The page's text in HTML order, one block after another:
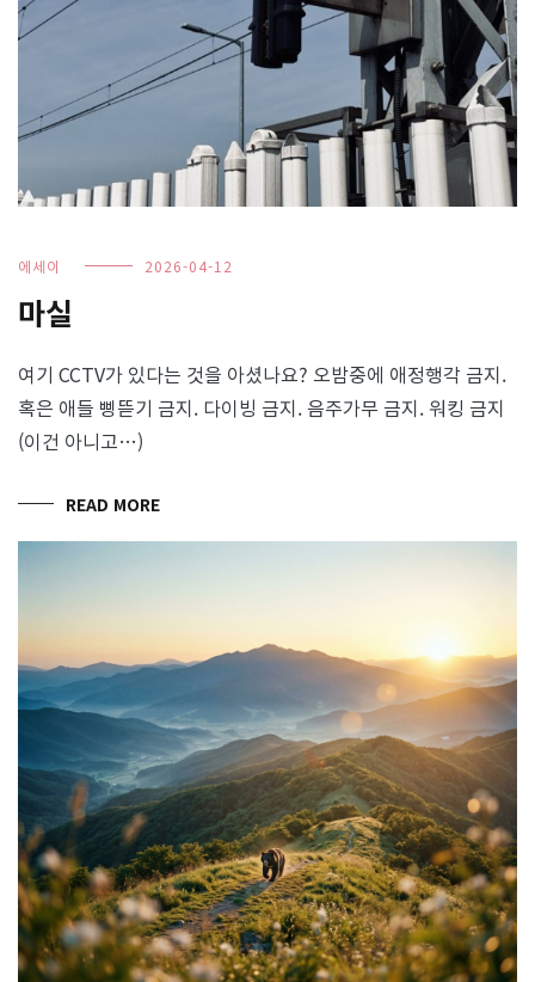
에세이 2026-04-12
마실
여기 CCTV가 있다는 것을 아셨나요? 오밤중에 애정행각 금지.
혹은 애들 삥뜯기 금지. 다이빙 금지. 음주가무 금지. 워킹 금지
(이건 아니고…)
READ MORE